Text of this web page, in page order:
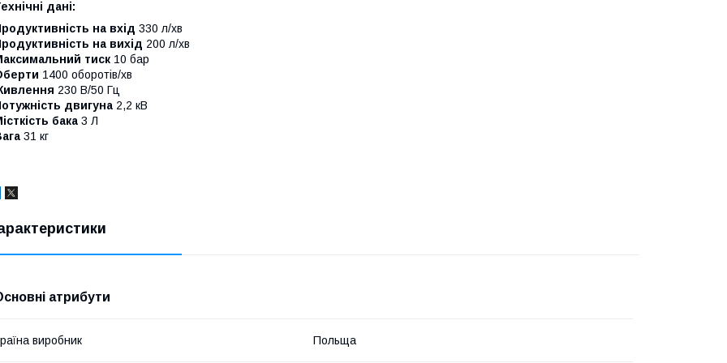
дані:
на вхід 330 л/хв
на вихід 200 л/хв
тиск 10 бар
1400 оборотів/хв
230 В/50 Гц
двигуна 2,2 кВ
бака 3 Л
31 кг
атрибути
виробник Польща